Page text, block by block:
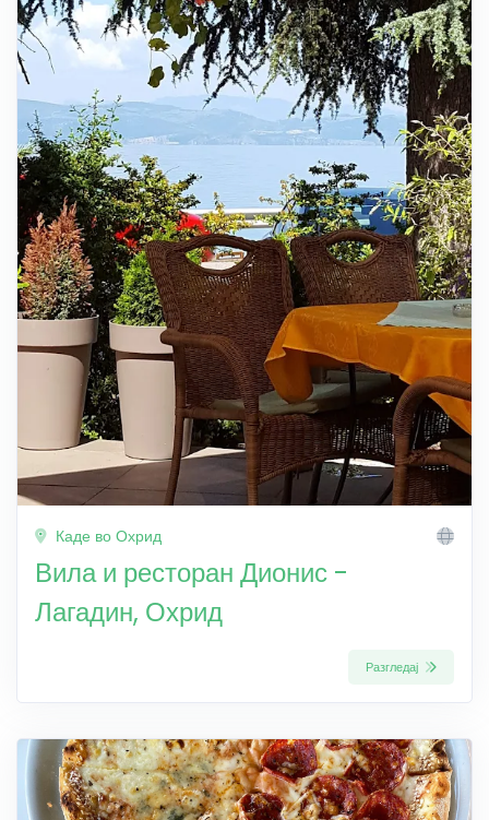
Каде во Охрид
Вила и ресторан Дионис -
Лагадин, Охрид
Разгледај